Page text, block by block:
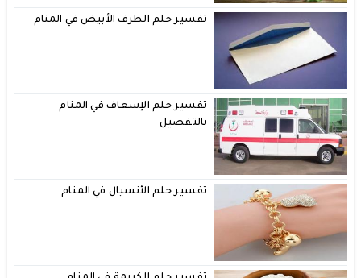
تفسير حلم الظرف الأبيض في المنام
تفسير حلم الإسعاف في المنام
بالتفصيل
تفسير حلم الأنسيال في المنام